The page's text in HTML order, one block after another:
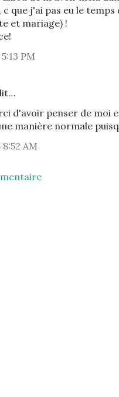
que j'ai pas eu le
et mariage) !
PM
d'avoir penser de moi
manière normale
AM